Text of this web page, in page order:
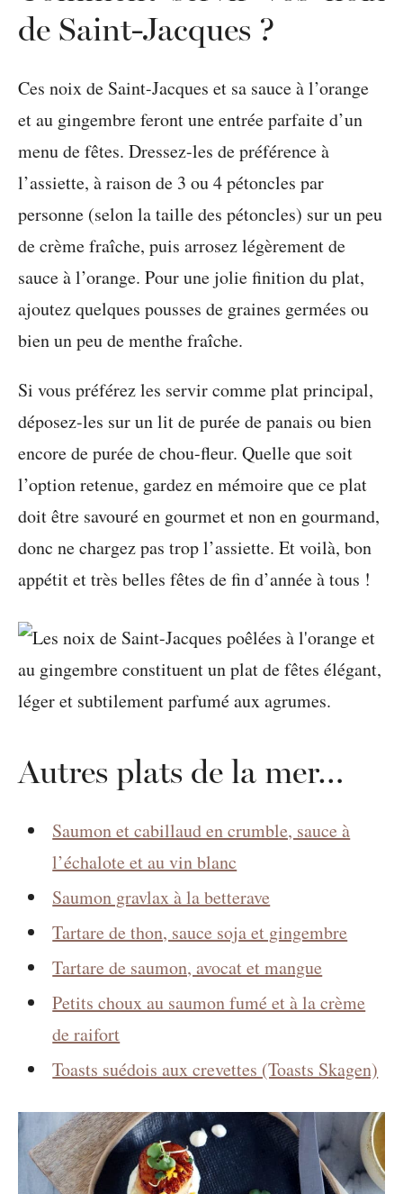
de Saint-Jacques ?
Ces noix de Saint-Jacques et sa sauce à l’orange
et au gingembre feront une entrée parfaite d’un
menu de fêtes. Dressez-les de préférence à
l’assiette, à raison de 3 ou 4 pétoncles par
personne (selon la taille des pétoncles) sur un peu
de crème fraîche, puis arrosez légèrement de
sauce à l’orange. Pour une jolie finition du plat,
ajoutez quelques pousses de graines germées ou
bien un peu de menthe fraîche.
Si vous préférez les servir comme plat principal,
déposez-les sur un lit de purée de panais ou bien
encore de purée de chou-fleur. Quelle que soit
l’option retenue, gardez en mémoire que ce plat
doit être savouré en gourmet et non en gourmand,
donc ne chargez pas trop l’assiette. Et voilà, bon
appétit et très belles fêtes de fin d’année à tous !
Autres plats de la mer…
Saumon et cabillaud en crumble, sauce à
l’échalote et au vin blanc
Saumon gravlax à la betterave
Tartare de thon, sauce soja et gingembre
Tartare de saumon, avocat et mangue
Petits choux au saumon fumé et à la crème
de raifort
Toasts suédois aux crevettes (Toasts Skagen)